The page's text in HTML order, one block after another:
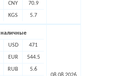
CNY 70.9
KGS 5.7
наличные
USD 471
EUR 544.5
RUB
5.6